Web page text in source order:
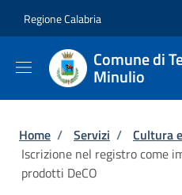
Regione Calabria
Comune di
Minulio
Briciole di
Home / Servizi / Cultura
Iscrizione nel registro come
prodotti DeCO